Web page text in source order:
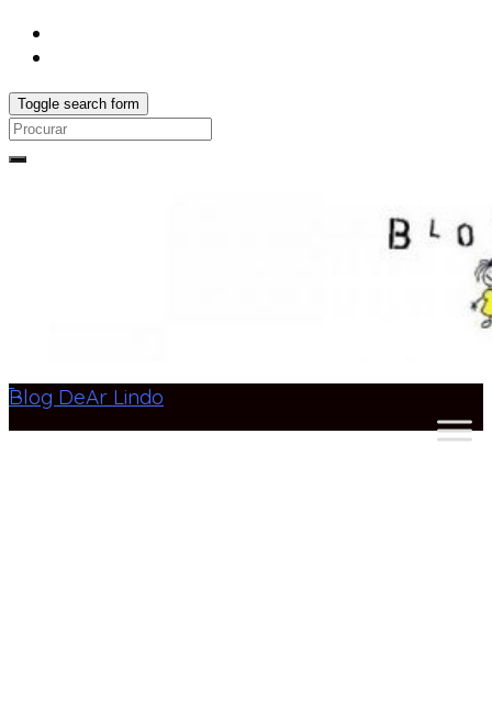
Toggle search form
Search
Blog DeAr Lindo